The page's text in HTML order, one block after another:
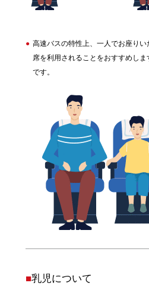
高速バスの特性上、一人でお座り
席を利用されることをおすすめし
です。
■乳児について